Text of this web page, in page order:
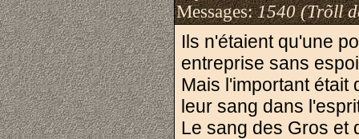
Messages:1540 (Trõll
Ils n'étaient qu'une
entreprise sans
Mais l'important était
leur sang dans
Le sang des Gros et